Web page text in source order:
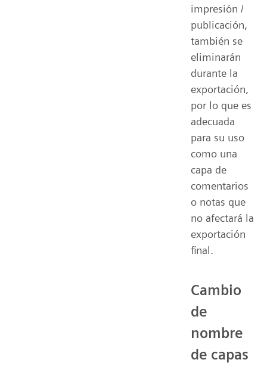
impresión /
publicación,
también se
eliminarán
durante la
exportación,
por lo que es
adecuada
para su uso
como una
capa de
comentarios
o notas que
no afectará la
exportación
final.
Cambio
de
nombre
de capas